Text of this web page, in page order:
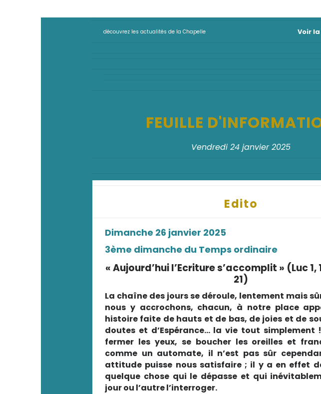
découvrez les actualités de la Chapelle Voir
FEUILLE
Vendredi 24 janvier 2025
Edito
Dimanche 26 janvier 2025
3ème dimanche du Temps ordinaire
« Aujourd’hui l’Ecriture s’accomplit » (Luc 1,
21)
La chaîne des jours se déroule, lentement mais
nous y accrochons, chacun, à notre place
histoire faite de hauts et de bas, de joies et de
doutes et d’Espérance… la vie tout simplement
fermer les yeux, se boucher les oreilles et
comme un automate, il n’est pas sûr
attitude puisse nous satisfaire ; il y a en effet
quelque chose qui le dépasse et qui
jour ou l’autre l’interroger.